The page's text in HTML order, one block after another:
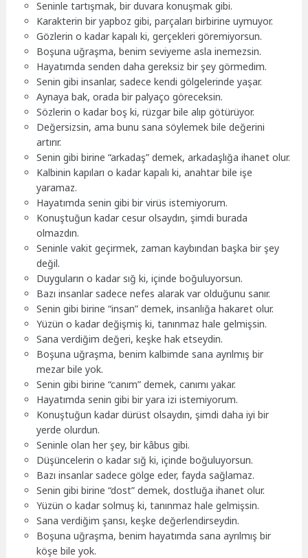
Seninle tartışmak, bir duvara konuşmak gibi.
Karakterin bir yapboz gibi, parçaları birbirine uymuyor.
Gözlerin o kadar kapalı ki, gerçekleri göremiyorsun.
Boşuna uğraşma, benim seviyeme asla inemezsin.
Hayatımda senden daha gereksiz bir şey görmedim.
Senin gibi insanlar, sadece kendi gölgelerinde yaşar.
Aynaya bak, orada bir palyaço göreceksin.
Sözlerin o kadar boş ki, rüzgar bile alıp götürüyor.
Değersizsin, ama bunu sana söylemek bile değerini
artırır.
Senin gibi birine “arkadaş” demek, arkadaşlığa ihanet olur.
Kalbinin kapıları o kadar kapalı ki, anahtar bile işe
yaramaz.
Hayatımda senin gibi bir virüs istemiyorum.
Konuştuğun kadar cesur olsaydın, şimdi burada
olmazdın.
Seninle vakit geçirmek, zaman kaybından başka bir şey
değil.
Duyguların o kadar sığ ki, içinde boğuluyorsun.
Bazı insanlar sadece nefes alarak var olduğunu sanır.
Senin gibi birine “insan” demek, insanlığa hakaret olur.
Yüzün o kadar değişmiş ki, tanınmaz hale gelmişsin.
Sana verdiğim değeri, keşke hak etseydin.
Boşuna uğraşma, benim kalbimde sana ayrılmış bir
mezar bile yok.
Senin gibi birine “canım” demek, canımı yakar.
Hayatımda senin gibi bir yara izi istemiyorum.
Konuştuğun kadar dürüst olsaydın, şimdi daha iyi bir
yerde olurdun.
Seninle olan her şey, bir kâbus gibi.
Düşüncelerin o kadar sığ ki, içinde boğuluyorsun.
Bazı insanlar sadece gölge eder, fayda sağlamaz.
Senin gibi birine “dost” demek, dostluğa ihanet olur.
Yüzün o kadar solmuş ki, tanınmaz hale gelmişsin.
Sana verdiğim şansı, keşke değerlendirseydin.
Boşuna uğraşma, benim hayatımda sana ayrılmış bir
köşe bile yok.